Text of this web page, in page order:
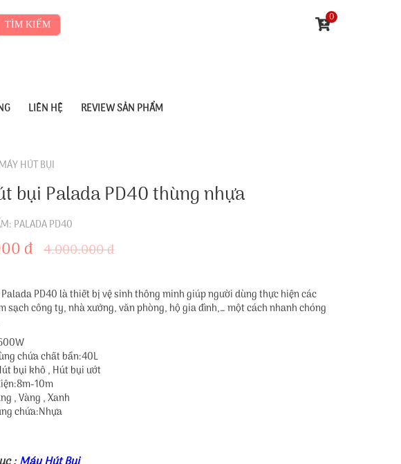
TÌM KIẾM
0
LIÊN HỆ REVIEW SẢN PHẨM
MÁY HÚT BỤI
bụi Palada PD40 thùng nhựa
PALADA PD40
đ 4.000.000 đ
PD40 là thiết bị vệ sinh thông minh giúp người dùng thực hiện các
sạch công ty, nhà xưởng, văn phòng, hộ gia đình,… một cách nhanh chóng
chứa chất bẩn:40L
bụi khô , Hút bụi ướt
10m
, Vàng , Xanh
chứa:Nhựa